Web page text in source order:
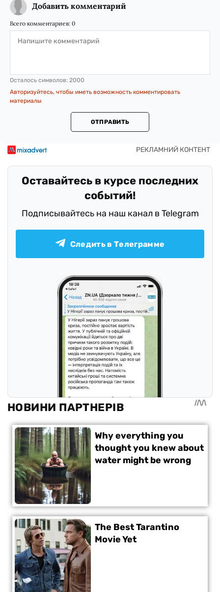
Добавить комментарий
Всего комментариев: 0
Осталось символов: 2000
Авторизуйтесь, чтобы иметь возможность комментировать
материалы
ОТПРАВИТЬ
Оставайтесь в курсе последних
событий!
Подписывайтесь на наш канал в Telegram
Следить в Телеграмме